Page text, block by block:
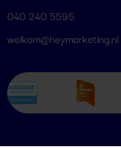
040 240 5595
welkom@heymarketing.nl